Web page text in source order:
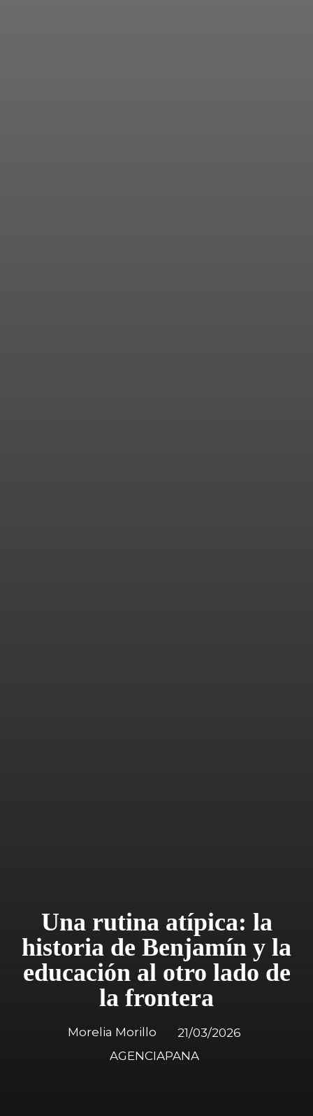
Una rutina atípica: la
historia de Benjamín y la
educación al otro lado de
la frontera
Morelia Morillo
21/03/2026
AGENCIAPANA